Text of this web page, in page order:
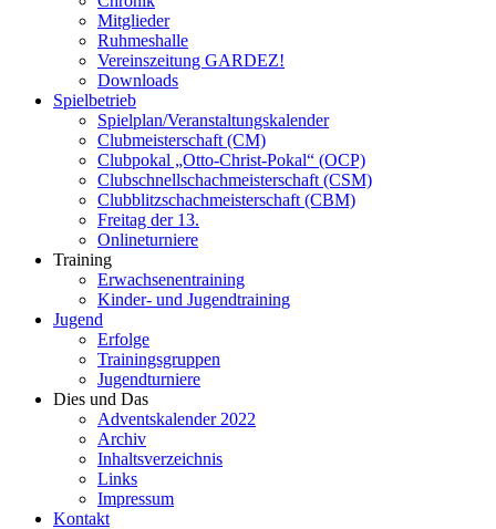
Mitglieder
Ruhmeshalle
Vereinszeitung GARDEZ!
Downloads
Spielbetrieb
Spielplan/Veranstaltungskalender
Clubmeisterschaft (CM)
Clubpokal „Otto-Christ-Pokal“ (OCP)
Clubschnellschachmeisterschaft (CSM)
Clubblitzschachmeisterschaft (CBM)
Freitag der 13.
Onlineturniere
Training
Erwachsenentraining
Kinder- und Jugendtraining
Jugend
Erfolge
Trainingsgruppen
Jugendturniere
Dies und Das
Adventskalender 2022
Archiv
Inhaltsverzeichnis
Links
Impressum
Kontakt